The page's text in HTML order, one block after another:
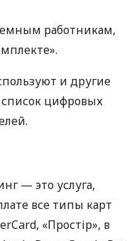
работникам,
и другие
цифровых
— это услуга,
все типы карт
«Простір», в